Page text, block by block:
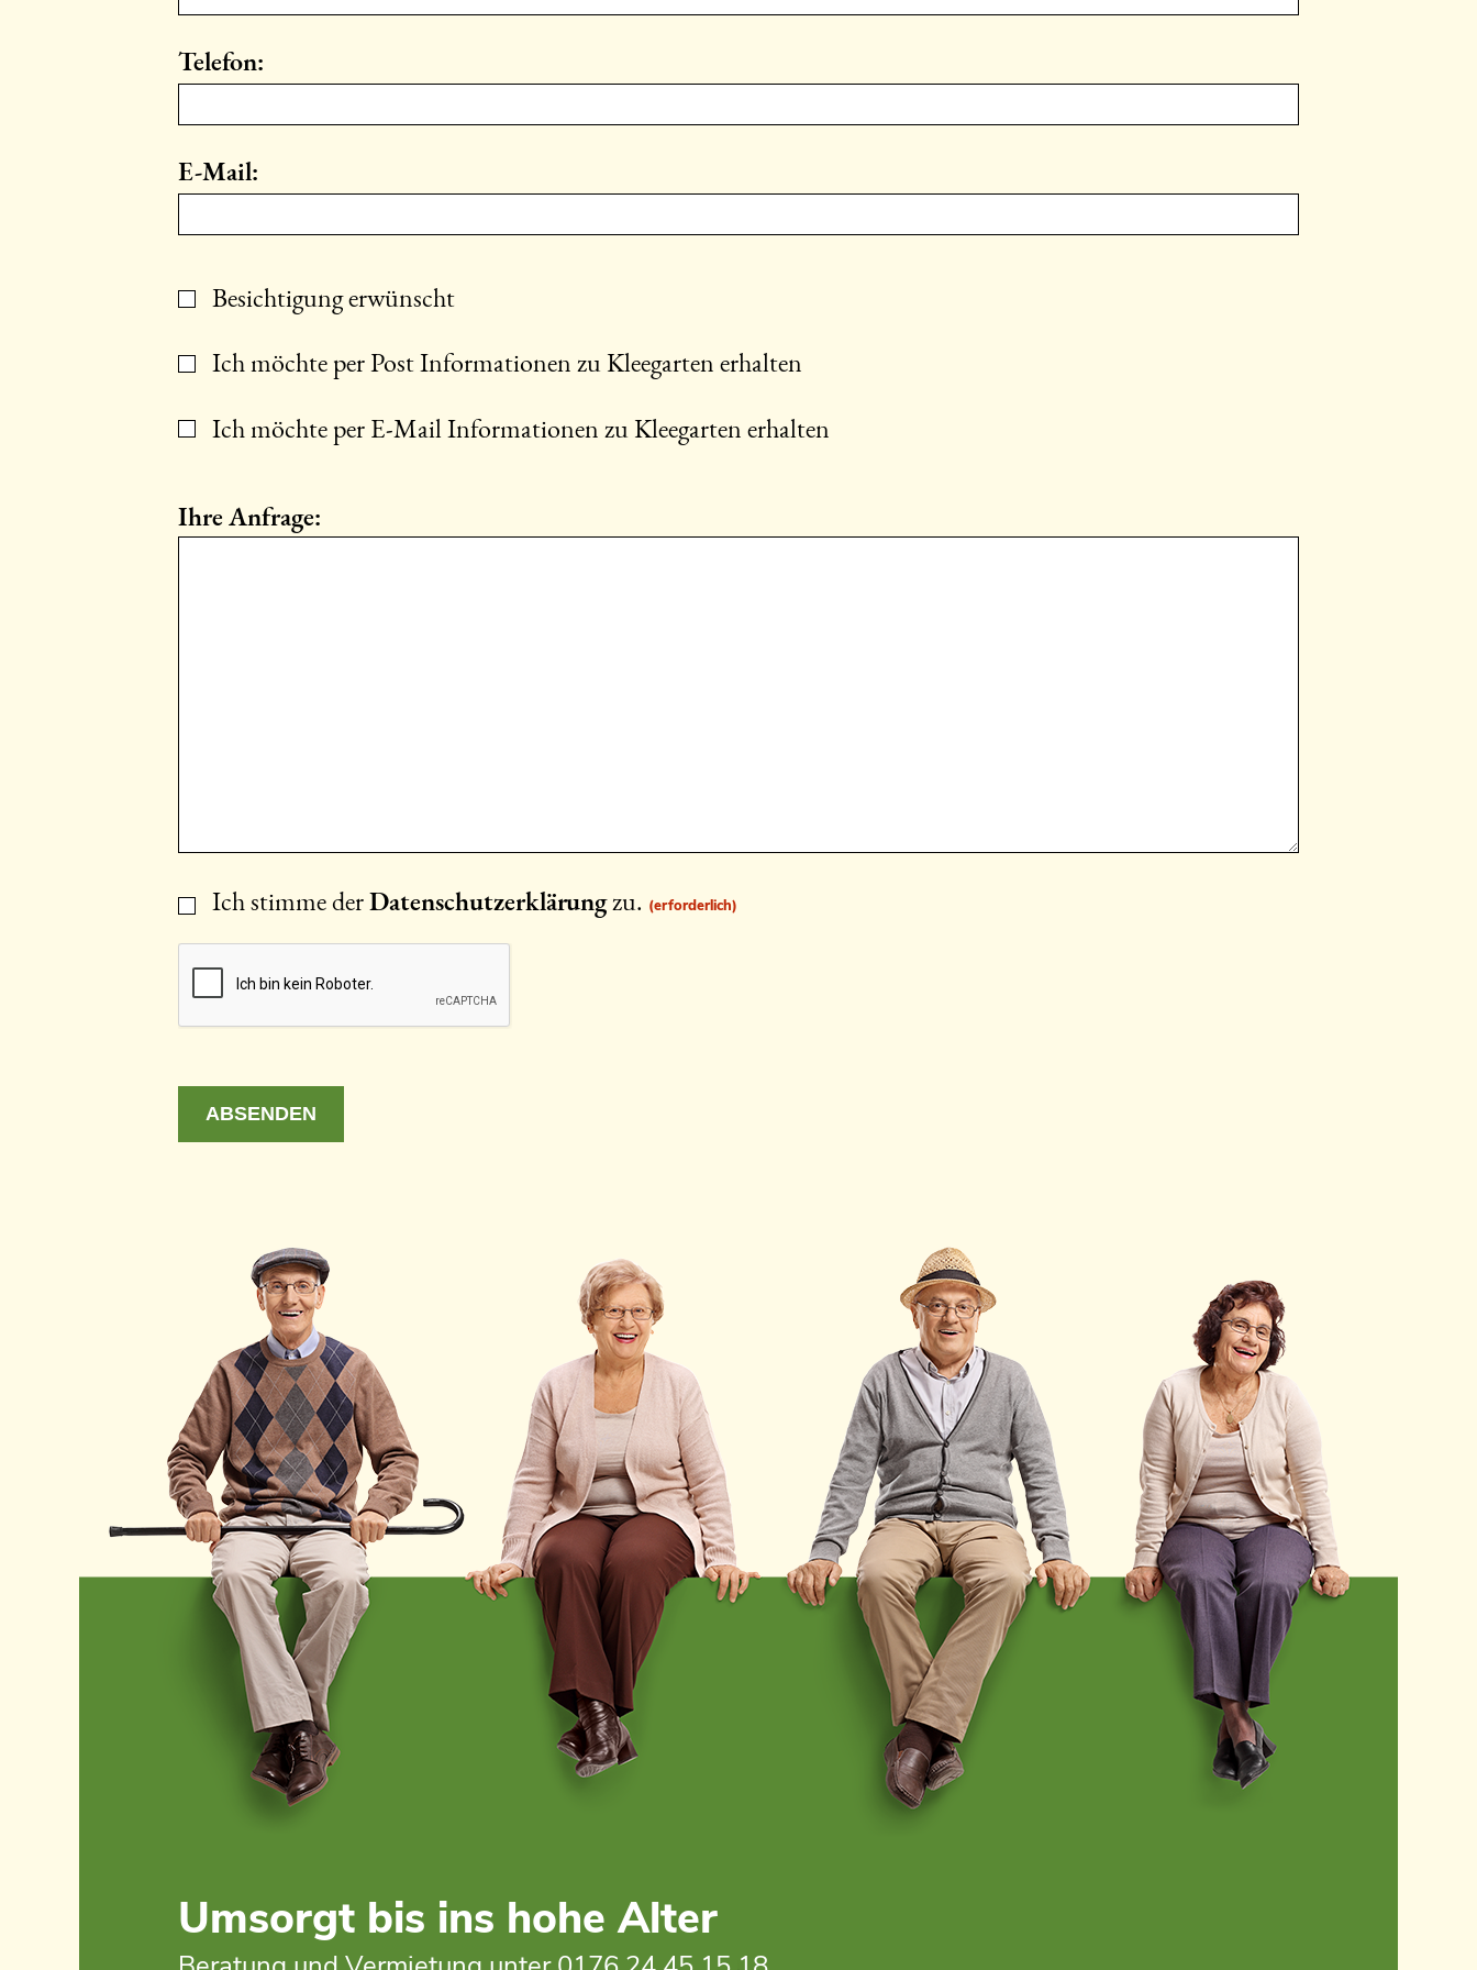
Telefon:
E-Mail:
Kontakt
Besichtigung erwünscht
Ich möchte per Post Informationen zu Kleegarten erhalten
Ich möchte per E-Mail Informationen zu Kleegarten erhalten
Ihre Anfrage:
Einwilligung
Ich stimme derDatenschutzerklärungzu. (erforderlich)
CAPTCHA
Umsorgt bis ins hohe Alter